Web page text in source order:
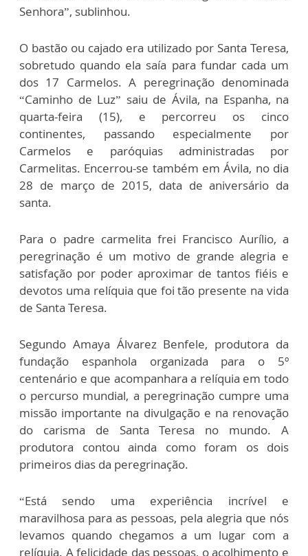
Senhora”, sublinhou.
O bastão ou cajado era utilizado por Santa Teresa,
sobretudo quando ela saía para fundar cada um
dos 17 Carmelos. A peregrinação denominada
“Caminho de Luz” saiu de Ávila, na Espanha, na
quarta-feira (15), e percorreu os cinco
continentes, passando especialmente por
Carmelos e paróquias administradas por
Carmelitas. Encerrou-se também em Ávila, no dia
28 de março de 2015, data de aniversário da
santa.
Para o padre carmelita frei Francisco Aurílio, a
peregrinação é um motivo de grande alegria e
satisfação por poder aproximar de tantos fiéis e
devotos uma relíquia que foi tão presente na vida
de Santa Teresa.
Segundo Amaya Álvarez Benfele, produtora da
fundação espanhola organizada para o 5º
centenário e que acompanhara a relíquia em todo
o percurso mundial, a peregrinação cumpre uma
missão importante na divulgação e na renovação
do carisma de Santa Teresa no mundo. A
produtora contou ainda como foram os dois
primeiros dias da peregrinação.
“Está sendo uma experiência incrível e
maravilhosa para as pessoas, pela alegria que nós
levamos quando chegamos a um lugar com a
relíquia. A felicidade das pessoas, o acolhimento e